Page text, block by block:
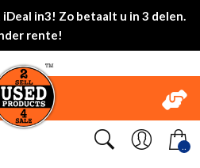
in3! Zo betaalt u in 3 delen.
rente!
..